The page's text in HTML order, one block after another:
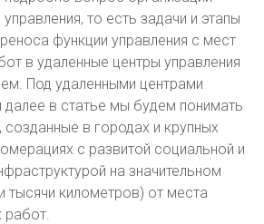
то есть задачи и этапы
функции управления с мест
в удаленные центры управления
Под удаленными центрами
далее в статье мы будем понимать
созданные в городах и крупных
с развитой социальной и
на значительном
тысячи километров) от места
работ.